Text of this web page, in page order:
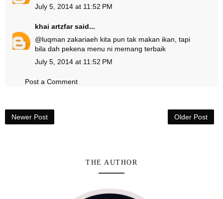
July 5, 2014 at 11:52 PM
khai artzfarsaid...
@luqman zakariaeh kita pun tak makan ikan, tapi
bila dah pekena menu ni memang terbaik
July 5, 2014 at 11:52 PM
Post a Comment
Newer Post Older Post
THE AUTHOR